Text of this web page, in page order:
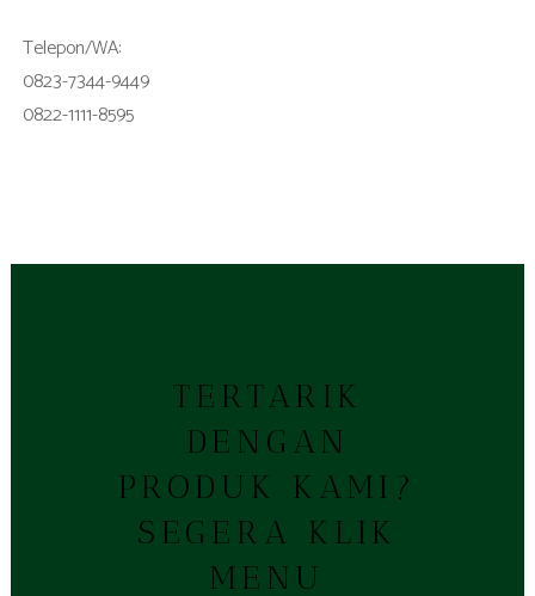
Telepon/WA:
0823-7344-9449
0822-1111-8595
TERTARIK
DENGAN
PRODUK KAMI?
SEGERA KLIK
MENU